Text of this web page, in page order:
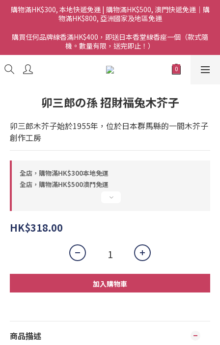
購物滿HK$300, 本地快遞免運 | 購物滿HK$500, 澳門快遞免運｜購
物滿HK$800, 亞洲國家及地區免運
購買任何品牌線香滿HK$400，即送日本香堂線香座一個（款式隨
機。數量有限，送完即止！）
卯三郎の孫 招財福兔木芥子
卯三郎木芥子始於1955年，位於日本群馬縣的一間木芥子
創作工房
全店，購物滿HK$300本地免運
全店，購物滿HK$500澳門免運
HK$318.00
加入購物車
商品描述